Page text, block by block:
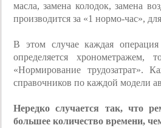
масла, замена колодок, замена
производится за «1 нормо-час»,
В этом случае каждая
определяется
«Нормирование трудозатрат».
справочников по каждой модели
Нередко случается так, что
большее количество времени,